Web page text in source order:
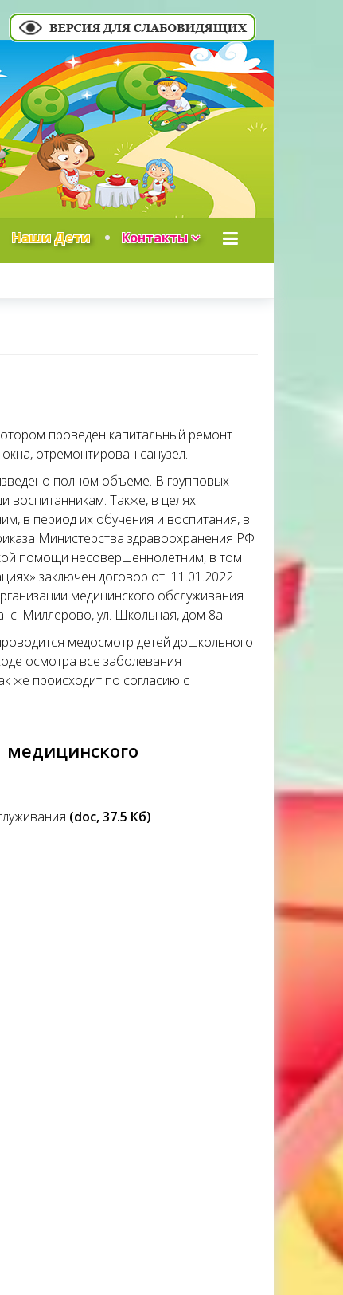
Наши Дети Контакты
проведен капитальный ремонт
отремонтирован санузел.
полном объеме. В групповых
воспитанникам. Также, в целях
в период их обучения и воспитания, в
Министерства здравоохранения РФ
помощи несовершеннолетним, в том
заключен договор от 11.01.2022
медицинского обслуживания
Миллерово, ул. Школьная, дом 8а.
медосмотр детей дошкольного
осмотра все заболевания
же происходит по согласию с
(doc, 37.5 Кб)